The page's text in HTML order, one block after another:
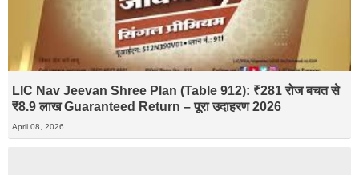
LIC Nav Jeevan Shree Plan (Table 912): ₹281 रोज बचत से
₹8.9 लाख Guaranteed Return – पूरा उदाहरण 2026
April 08, 2026